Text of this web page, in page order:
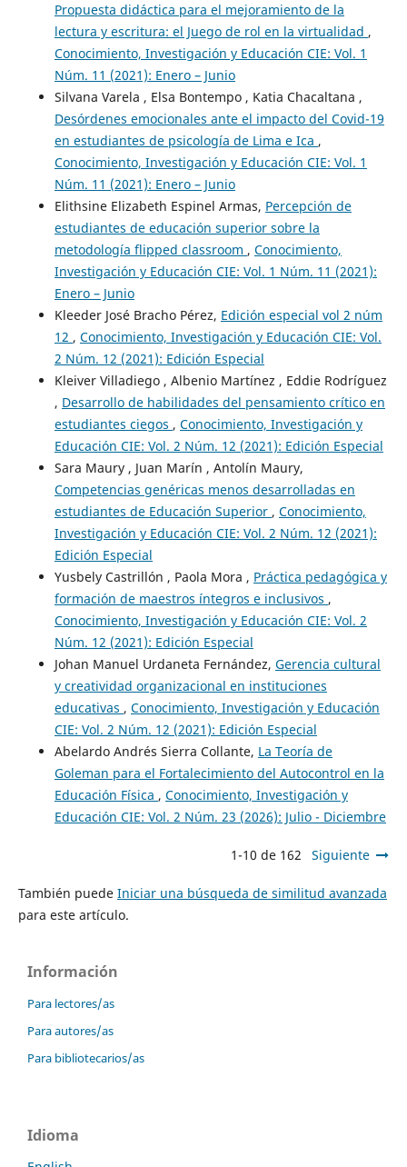
Propuesta didáctica para el mejoramiento de la
lectura y escritura: el Juego de rol en la virtualidad ,
Conocimiento, Investigación y Educación CIE: Vol. 1
Núm. 11 (2021): Enero – Junio
Silvana Varela , Elsa Bontempo , Katia Chacaltana ,
Desórdenes emocionales ante el impacto del Covid-19
en estudiantes de psicología de Lima e Ica ,
Conocimiento, Investigación y Educación CIE: Vol. 1
Núm. 11 (2021): Enero – Junio
Elithsine Elizabeth Espinel Armas, Percepción de
estudiantes de educación superior sobre la
metodología flipped classroom , Conocimiento,
Investigación y Educación CIE: Vol. 1 Núm. 11 (2021):
Enero – Junio
Kleeder José Bracho Pérez, Edición especial vol 2 núm
12 , Conocimiento, Investigación y Educación CIE: Vol.
2 Núm. 12 (2021): Edición Especial
Kleiver Villadiego , Albenio Martínez , Eddie Rodríguez
, Desarrollo de habilidades del pensamiento crítico en
estudiantes ciegos , Conocimiento, Investigación y
Educación CIE: Vol. 2 Núm. 12 (2021): Edición Especial
Sara Maury , Juan Marín , Antolín Maury,
Competencias genéricas menos desarrolladas en
estudiantes de Educación Superior , Conocimiento,
Investigación y Educación CIE: Vol. 2 Núm. 12 (2021):
Edición Especial
Yusbely Castrillón , Paola Mora , Práctica pedagógica y
formación de maestros íntegros e inclusivos ,
Conocimiento, Investigación y Educación CIE: Vol. 2
Núm. 12 (2021): Edición Especial
Johan Manuel Urdaneta Fernández, Gerencia cultural
y creatividad organizacional en instituciones
educativas , Conocimiento, Investigación y Educación
CIE: Vol. 2 Núm. 12 (2021): Edición Especial
Abelardo Andrés Sierra Collante, La Teoría de
Goleman para el Fortalecimiento del Autocontrol en la
Educación Física , Conocimiento, Investigación y
Educación CIE: Vol. 2 Núm. 23 (2026): Julio - Diciembre
1-10 de 162 Siguiente
También puede Iniciar una búsqueda de similitud avanzada
para este artículo.
Información
Para lectores/as
Para autores/as
Para bibliotecarios/as
Idioma